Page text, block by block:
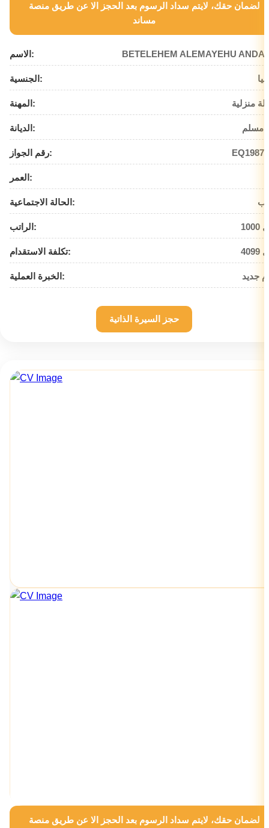
لضمان حقك، لايتم سداد الرسوم بعد الحجز الا عن طريق منصة
مساند
الاسم: BETELEHEM ALEMAYEHU
الجنسية:
المهنة: منزلية
الديانة: مسلم
رقم الجواز:
العمر:
الحالة الاجتماعية:
الراتب:
تكلفة الاستقدام:
الخبرة العملية: جديد
حجز السيرة الذاتية
لضمان حقك، لايتم سداد الرسوم بعد الحجز الا عن طريق منصة